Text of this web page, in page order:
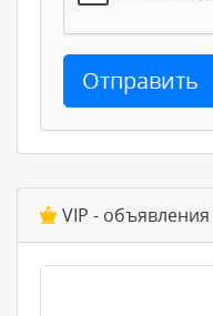
Отправить
VIP - объявления